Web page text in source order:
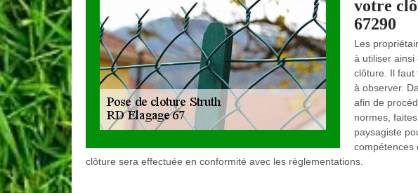
votre
67290
Les
à utiliser ainsi
clôture. Il faut
à observer.
afin de
normes,
paysagiste
compétences
clôture sera effectuée en conformité avec les règlementations.